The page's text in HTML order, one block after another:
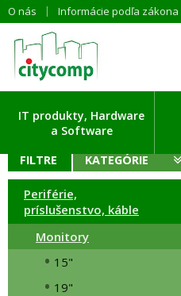
O nás Informácie podľa zákona
IT produkty, Hardware
a Software
FILTRE KATEGÓRIE
Periférie,
príslušenstvo, káble
Monitory
15"
19"
dáta ...